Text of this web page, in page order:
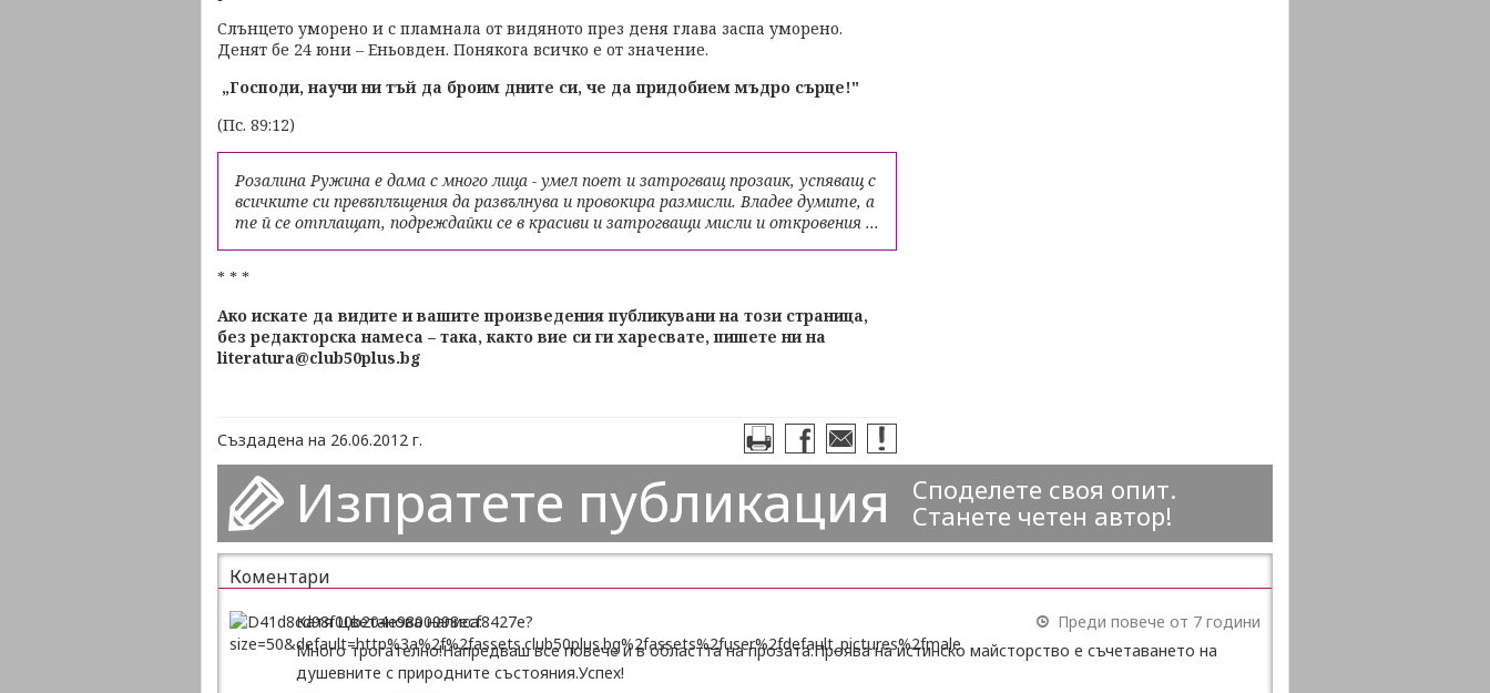
Слънцето уморено и с пламнала от видяното през деня глава заспа уморено.
Денят бе 24 юни – Еньовден. Понякога всичко е от значение.
„Господи, научи ни тъй да броим дните си, че да придобием мъдро сърце!"
(Пс. 89:12)
Розалина Ружина е дама с много лица - умел поет и затрогващ прозаик, успяващ с
всичките си превъплъщения да развълнува и провокира размисли. Владее думите, а
те й се отплащат, подреждайки се в красиви и затрогващи мисли и откровения ...
* * *
Ако искате да видите и вашите произведения публикувани на този страница,
без редакторска намеса – така, както вие си ги харесвате, пишете ни на
literatura@club50plus.bg
Създадена на 26.06.2012 г.
Изпратете публикация
Споделете своя опит.
Станете четен автор!
Коментари
Катя Цветанова написа:
Преди повече от 7 години
Много трогателно!Напредваш все повече и в областта на прозата.Проява на истинско майсторство е съчетаването на
душевните с природните състояния.Успех!